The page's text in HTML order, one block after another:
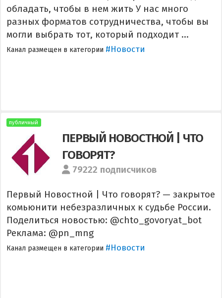
обладать, чтобы в нем жить У нас много
разных форматов сотрудничества, чтобы вы
могли выбрать тот, который подходит ...
Канал размещен в категории #Новости
публичный
ПЕРВЫЙ НОВОСТНОЙ | ЧТО
ГОВОРЯТ?
79222 подписчиков
Первый Новостной | Что говорят? — закрытое
комьюнити небезразличных к судьбе России.
Поделиться новостью: @chto_govoryat_bot
Реклама: @pn_mng
Канал размещен в категории #Новости